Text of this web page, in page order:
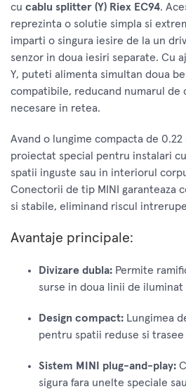
cu cablu splitter (Y) Riex EC94.
reprezinta o solutie simpla si
imparti o singura iesire de la un
senzor in doua iesiri separate. Cu
Y, puteti alimenta simultan doua
compatibile, reducand numarul de
necesare in retea.
Avand o lungime compacta de
proiectat special pentru instalari
spatii inguste sau in interiorul
Conectorii de tip MINI garanteaza
si stabile, eliminand riscul
Avantaje principale:
Divizare dubla: Permite
surse in doua linii de
Design compact: Lungimea
pentru spatii reduse si
Sistem MINI plug-and-play:
sigura fara unelte speciale